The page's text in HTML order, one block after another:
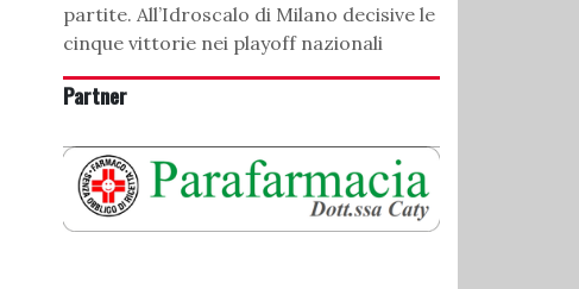
partite. All’Idroscalo di Milano decisive le
cinque vittorie nei playoff nazionali
Partner